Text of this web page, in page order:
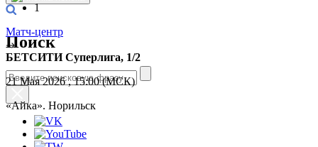
Поиск
1
Матч-центр
БЕТСИТИ Суперлига, 1/2
21 Мая 2026 , 15:00 (МСК)
«Айка». Норильск